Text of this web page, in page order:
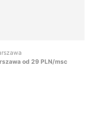
od 29 PLN/msc